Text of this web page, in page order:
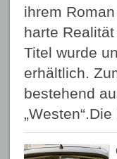
ihrem
harte
Titel wurde
erhältlich.
bestehend